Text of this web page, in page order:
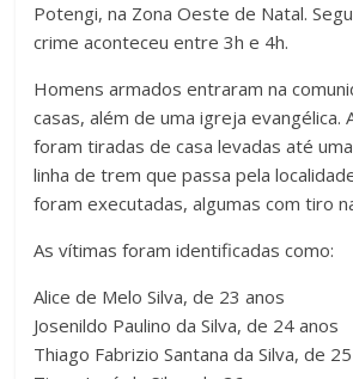
Potengi, na Zona Oeste de Natal.
crime aconteceu entre 3h e 4h.
Homens armados entraram na
casas, além de uma igreja evangélica.
foram tiradas de casa levadas até
linha de trem que passa pela
foram executadas, algumas com tiro
As vítimas foram identificadas como:
Alice de Melo Silva, de 23 anos
Josenildo Paulino da Silva, de 24 anos
Thiago Fabrizio Santana da Silva, de